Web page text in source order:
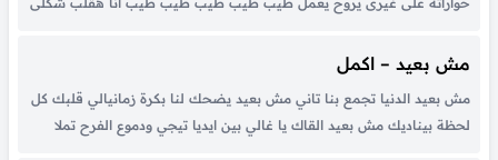
بهاوده واعديها...
مش بعيد – اكمل
مش بعيد الدنيا تجمع بنا تاني مش بعيد يضحك لنا بكرة زمانيالي قلبك كل
لحظة بيناديك مش بعيد القاك يا غالي بين ايديا تيجي ودموع الفرح تملا